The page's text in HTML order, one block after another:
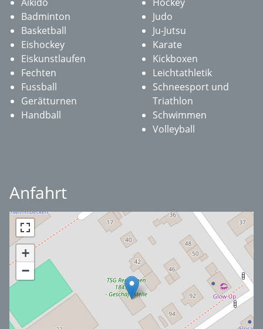
Aikido
Badminton
Basketball
Eishockey
Eiskunstlaufen
Fechten
Fussball
Gerätturnen
Handball
Hockey
Judo
Ju-Jutsu
Karate
Kickboxen
Leichtathletik
Schneesport und
Triathlon
Schwimmen
Volleyball
Anfahrt
+
−